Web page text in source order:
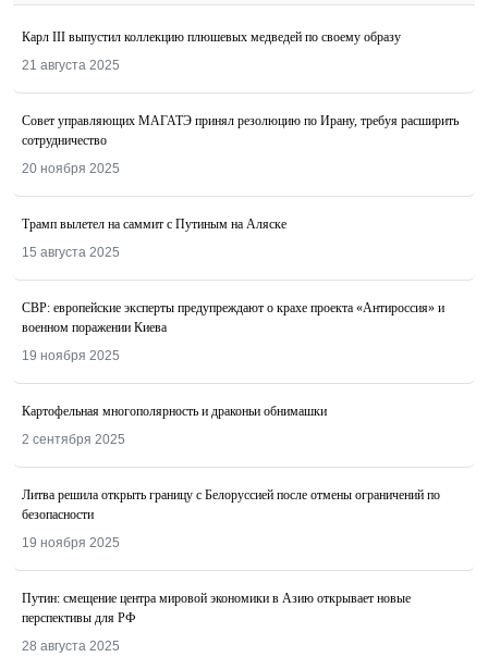
Карл III выпустил коллекцию плюшевых медведей по своему образу
21 августа 2025
Совет управляющих МАГАТЭ принял резолюцию по Ирану, требуя расширить
сотрудничество
20 ноября 2025
Трамп вылетел на саммит с Путиным на Аляске
15 августа 2025
СВР: европейские эксперты предупреждают о крахе проекта «Антироссия» и
военном поражении Киева
19 ноября 2025
Картофельная многополярность и драконьи обнимашки
2 сентября 2025
Литва решила открыть границу с Белоруссией после отмены ограничений по
безопасности
19 ноября 2025
Путин: смещение центра мировой экономики в Азию открывает новые
перспективы для РФ
28 августа 2025